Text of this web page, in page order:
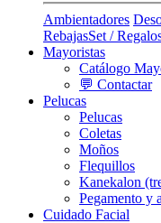
Ambientadores
RebajasSet /
Mayoristas
Catálogo
💬 Contactar
Pelucas
Pelucas
Coletas
Moños
Flequillos
Kanekalon
Pegamento y
Cuidado Facial